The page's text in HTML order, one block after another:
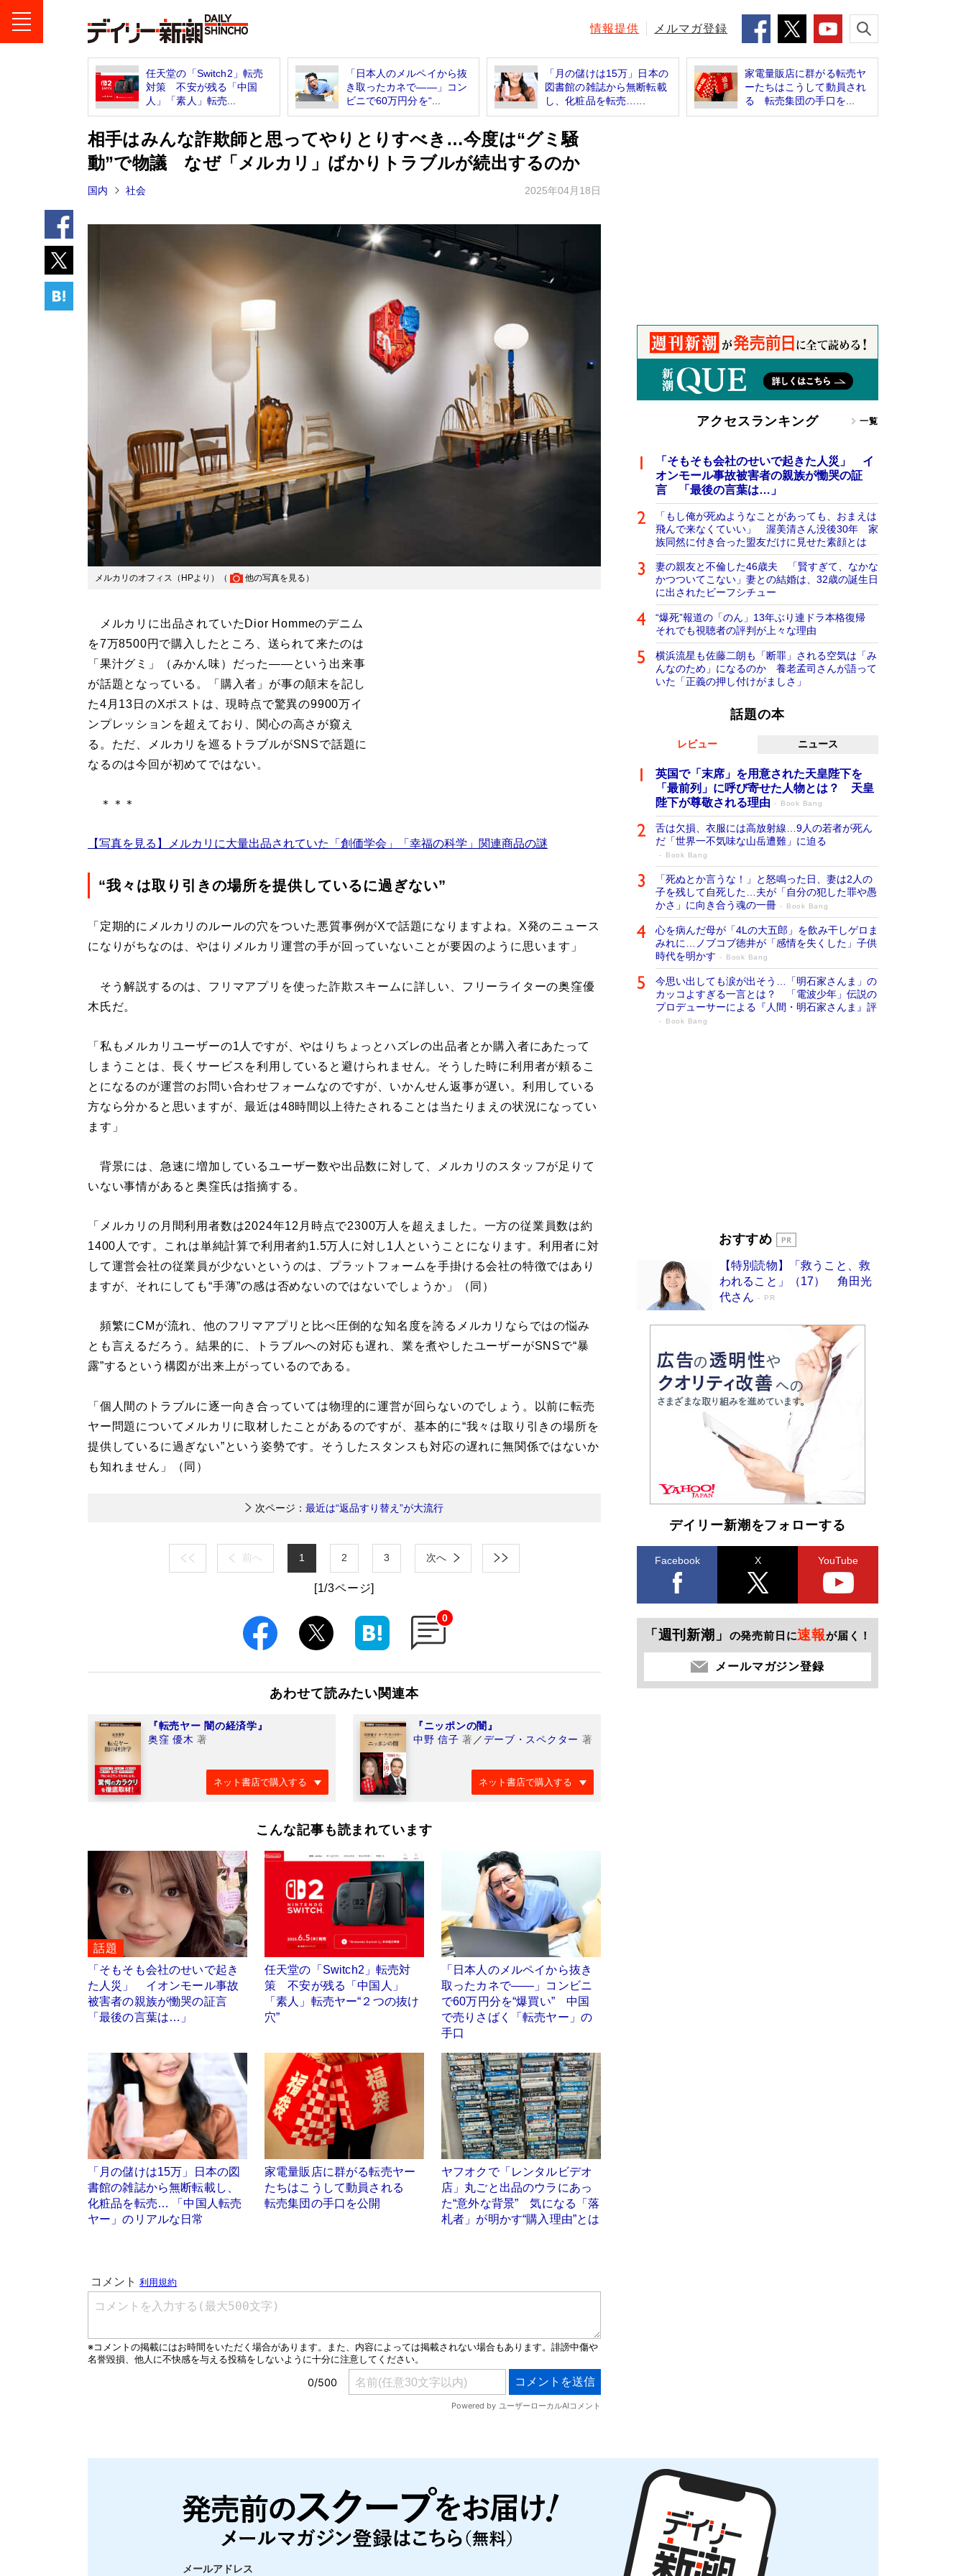
情報提供 メルマガ登録
任天堂の「Switch2」転売
対策 不安が残る「中国
人」「素人」転売...
「日本人のメルペイから抜
き取ったカネで――」コン
ビニで60万円分を“...
「月の儲けは15万」日本の
図書館の雑誌から無断転載
し、化粧品を転売…...
家電量販店に群がる転売ヤ
ーたちはこうして動員され
る 転売集団の手口を...
相手はみんな詐欺師と思ってやりとりすべき…今度は“グミ騒
動”で物議 なぜ「メルカリ」ばかりトラブルが続出するのか
国内 社会 2025年04月18日
メルカリのオフィス（HPより）（ 他の写真を見る ）
メルカリに出品されていたDior Hommeのデニム
を7万8500円で購入したところ、送られて来たのは
「果汁グミ」（みかん味）だった――という出来事
が話題となっている。「購入者」が事の顛末を記し
た4月13日のXポストは、現時点で驚異の9900万イ
ンプレッションを超えており、関心の高さが窺え
る。ただ、メルカリを巡るトラブルがSNSで話題に
なるのは今回が初めてではない。
＊＊＊
【写真を見る】メルカリに大量出品されていた「創価学会」「幸福の科学」関連商品の謎
“我々は取り引きの場所を提供しているに過ぎない”
「定期的にメルカリのルールの穴をついた悪質事例がXで話題になりますよね。X発のニュース
になりがちなのは、やはりメルカリ運営の手が回っていないことが要因のように思います」
そう解説するのは、フリマアプリを使った詐欺スキームに詳しい、フリーライターの奥窪優
木氏だ。
「私もメルカリユーザーの1人ですが、やはりちょっとハズレの出品者とか購入者にあたって
しまうことは、長くサービスを利用していると避けられません。そうした時に利用者が頼るこ
とになるのが運営のお問い合わせフォームなのですが、いかんせん返事が遅い。利用している
方なら分かると思いますが、最近は48時間以上待たされることは当たりまえの状況になってい
ます」
背景には、急速に増加しているユーザー数や出品数に対して、メルカリのスタッフが足りて
いない事情があると奥窪氏は指摘する。
「メルカリの月間利用者数は2024年12月時点で2300万人を超えました。一方の従業員数は約
1400人です。これは単純計算で利用者約1.5万人に対し1人ということになります。利用者に対
して運営会社の従業員が少ないというのは、プラットフォームを手掛ける会社の特徴ではあり
ますが、それにしても“手薄”の感は否めないのではないでしょうか」（同）
頻繁にCMが流れ、他のフリマアプリと比べ圧倒的な知名度を誇るメルカリならではの悩み
とも言えるだろう。結果的に、トラブルへの対応も遅れ、業を煮やしたユーザーがSNSで“暴
露”するという構図が出来上がっているのである。
「個人間のトラブルに逐一向き合っていては物理的に運営が回らないのでしょう。以前に転売
ヤー問題についてメルカリに取材したことがあるのですが、基本的に“我々は取り引きの場所を
提供しているに過ぎない”という姿勢です。そうしたスタンスも対応の遅れに無関係ではないか
も知れません」（同）
次ページ： 最近は“返品すり替え”が大流行
前へ 1 2 3 次へ
[1/3ページ]
0
あわせて読みたい関連本
『転売ヤー 闇の経済学』
奥窪 優木 著
ネット書店で購入する
『ニッポンの闇』
中野 信子 著 ／デーブ・スペクター 著
ネット書店で購入する
こんな記事も読まれています
話題
「そもそも会社のせいで起き
た人災」 イオンモール事故
被害者の親族が慟哭の証言
「最後の言葉は…」
任天堂の「Switch2」転売対
策 不安が残る「中国人」
「素人」転売ヤー“２つの抜け
穴”
「日本人のメルペイから抜き
取ったカネで――」コンビニ
で60万円分を“爆買い” 中国
で売りさばく「転売ヤー」の
手口
「月の儲けは15万」日本の図
書館の雑誌から無断転載し、
化粧品を転売… 「中国人転売
ヤー」のリアルな日常
家電量販店に群がる転売ヤー
たちはこうして動員される
転売集団の手口を公開
ヤフオクで「レンタルビデオ
店」丸ごと出品のウラにあっ
た“意外な背景” 気になる「落
札者」が明かす“購入理由”とは
アクセスランキング 一覧
「そもそも会社のせいで起きた人災」 イ
オンモール事故被害者の親族が慟哭の証
言 「最後の言葉は…」
「もし俺が死ぬようなことがあっても、おまえは
飛んで来なくていい」 渥美清さん没後30年 家
族同然に付き合った盟友だけに見せた素顔とは
妻の親友と不倫した46歳夫 「賢すぎて、なかな
かつついてこない」妻との結婚は、32歳の誕生日
に出されたビーフシチュー
“爆死”報道の「のん」13年ぶり連ドラ本格復帰
それでも視聴者の評判が上々な理由
横浜流星も佐藤二朗も「断罪」される空気は「み
んなのため」になるのか 養老孟司さんが語って
いた「正義の押し付けがましさ」
話題の本
レビュー ニュース
英国で「末席」を用意された天皇陛下を
「最前列」に呼び寄せた人物とは？ 天皇
陛下が尊敬される理由
Book Bang
舌は欠損、衣服には高放射線…9人の若者が死ん
だ「世界一不気味な山岳遭難」に迫る
Book Bang
「死ぬとか言うな！」と怒鳴った日、妻は2人の
子を残して自死した…夫が「自分の犯した罪や愚
かさ」に向き合う魂の一冊
Book Bang
心を病んだ母が「4Lの大五郎」を飲み干しゲロま
みれに…ノブコブ徳井が「感情を失くした」子供
時代を明かす
Book Bang
今思い出しても涙が出そう…「明石家さんま」の
カッコよすぎる一言とは？ 「電波少年」伝説の
プロデューサーによる『人間・明石家さんま』評
Book Bang
転 上司の“意外な一言”から生まれた「雑談のテ
皇室はなぜ世界から尊敬されているのか？ 「天
皇陛下はお元気でおられるか」がサウジ国王の第
一声になる理由
Book Bang
おすすめ
【特別読物】「救うこと、救
われること」（17） 角田光
代さん
PR
デイリー新潮をフォローする
Facebook X YouTube
「週刊新潮」 の発売前日に速報が届く！
メールマガジン登録
メールアドレス